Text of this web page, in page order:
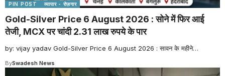
PIN POST व्यापार - रोज़गार
Gold-Silver Price 6 August 2026 : सोने में फिर आई
तेजी, MCX पर चांदी 2.31 लाख रुपये के पार
by: vijay yadav Gold-Silver Price 6 August 2026 : सावन के महीने…
BySwadesh News